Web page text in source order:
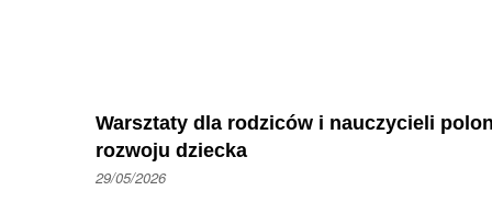
Warsztaty dla rodziców i nauczycieli
rozwoju dziecka
29/05/2026